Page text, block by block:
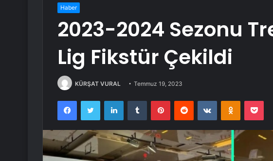
Haber
2023-2024 Sezonu
Lig Fikstür Çekildi
KÜRŞAT VURAL Temmuz 19, 2023
FacebookTwitter LinkedInTumblr PinterestReddit VKontakte